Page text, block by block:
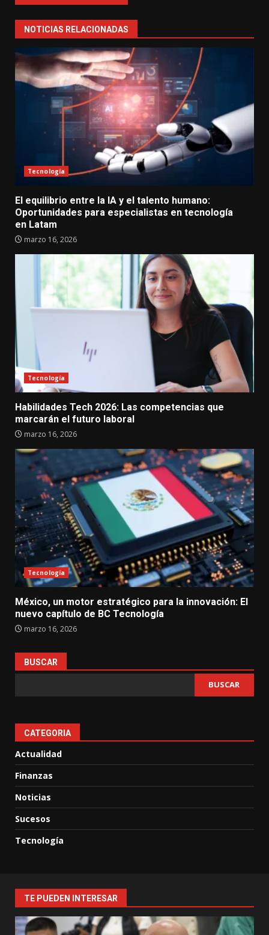
NOTICIAS RELACIONADAS
Tecnología
El equilibrio entre la IA y el talento humano:
Oportunidades para especialistas en tecnología
en Latam
marzo 16, 2026
Tecnología
Habilidades Tech 2026: Las competencias que
marcarán el futuro laboral
marzo 16, 2026
Tecnología
México, un motor estratégico para la innovación: El
nuevo capítulo de BC Tecnología
marzo 16, 2026
BUSCAR
BUSCAR
CATEGORIA
Actualidad
Finanzas
Noticias
Sucesos
Tecnología
TE PUEDEN INTERESAR